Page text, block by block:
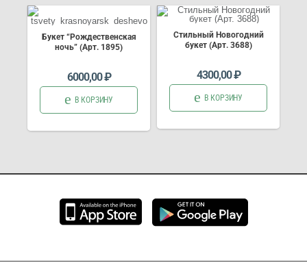
Букет “Рождественская
ночь” (Арт. 1895)
6000,00₽
В КОРЗИНУ
Стильный Новогодний
букет (Арт. 3688)
4300,00₽
В КОРЗИНУ